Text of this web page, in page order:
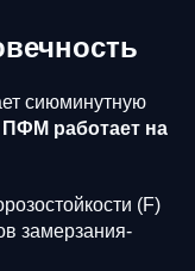
сиюминутную
ПФМ работает на
(F)
замерзания-